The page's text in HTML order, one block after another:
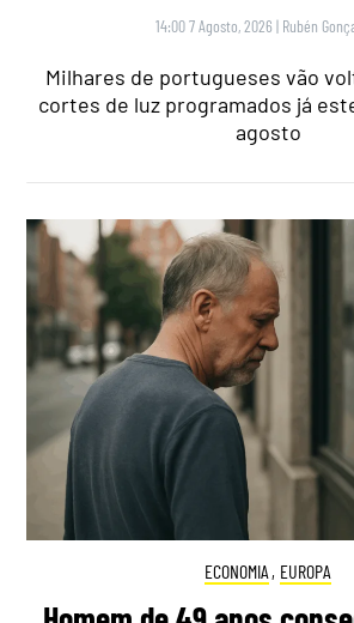
14:00 7 Agosto, 2026 | Rubén
Milhares de portugueses vão
cortes de luz programados já
agosto
ECONOMIA , EUROPA